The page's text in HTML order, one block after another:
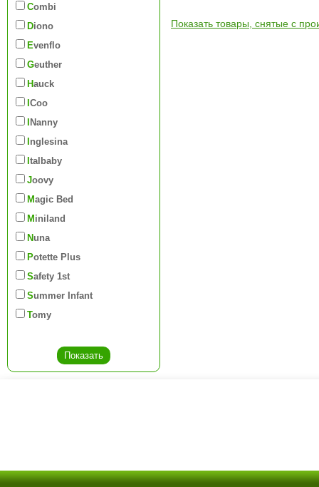
Combi
Diono
Evenflo
Geuther
Hauck
iCoo
iNanny
Inglesina
Italbaby
Joovy
Magic Bed
Miniland
Nuna
Potette Plus
Safety 1st
Summer Infant
Tomy
Показать товары, снятые с